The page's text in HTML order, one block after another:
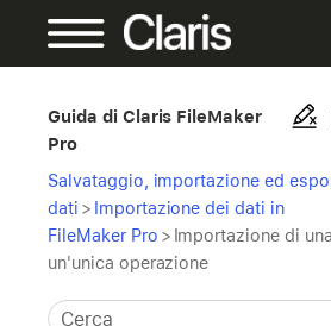
Guida di Claris FileMaker
Pro
Salvataggio, importazione ed
dati > Importazione dei dati in
FileMaker Pro > Importazione di
un'unica operazione